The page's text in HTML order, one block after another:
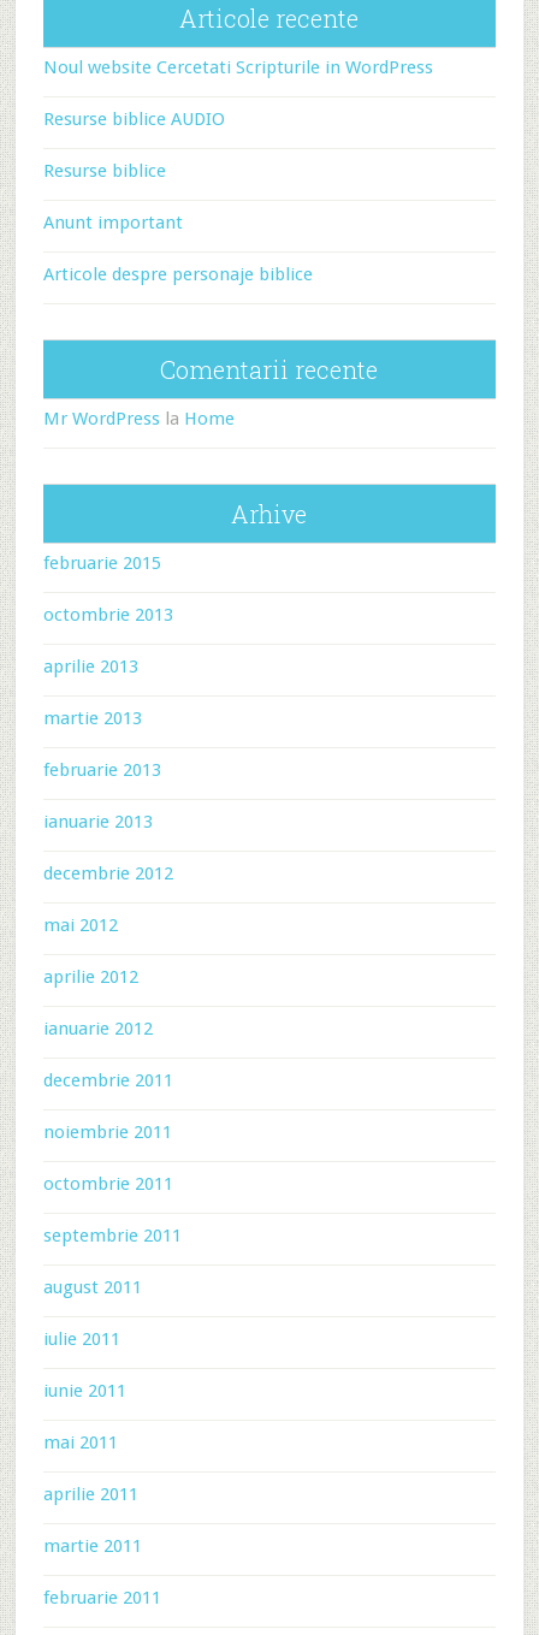
Articole recente
Noul website Cercetati Scripturile in WordPress
Resurse biblice AUDIO
Resurse biblice
Anunt important
Articole despre personaje biblice
Comentarii recente
Mr WordPressla Home
Arhive
februarie 2015
octombrie 2013
aprilie 2013
martie 2013
februarie 2013
ianuarie 2013
decembrie 2012
mai 2012
aprilie 2012
ianuarie 2012
decembrie 2011
noiembrie 2011
octombrie 2011
septembrie 2011
august 2011
iulie 2011
iunie 2011
mai 2011
aprilie 2011
martie 2011
februarie 2011